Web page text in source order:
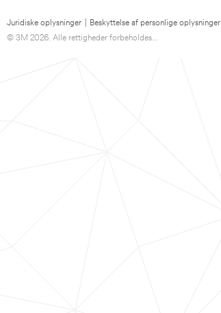
Juridiske oplysninger Beskyttelse af personlige oplysninger
© 3M 2026. Alle rettigheder forbeholdes...